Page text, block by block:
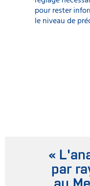
pour rester
le niveau de
«
par
au